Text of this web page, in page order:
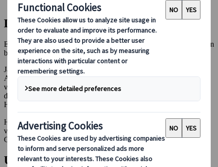
Online-Beratung
Die besten Reiseziele in Japan
Entdecke das Beste, was Japan zu bieten hat – von ikonischen Orten
bis hin zu versteckten Schätzen
Japan ist ein Land der Kontraste, in dem alte Tempel auf moderne
Architektur treffen und lebendige Städte mit ruhiger Natur
verschmelzen. Von den historischen Stadtteilen Kyotos bis hin zu
den Neonlichtern Tokios und der friedlichen Schönheit der Berge
Hokkaidos – es gibt viel zu entdecken.
Hier findest du hilfreiche Guides zu Japans sehenswertesten Zielen,
von berühmten Wahrzeichen bis zu weniger bekannten
Geheimtipps, die dich begeistern werden.
Unsere neuesten Artikel